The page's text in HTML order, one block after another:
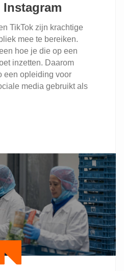
Instagram
TikTok zijn krachtige
mee te bereiken.
hoe je die op een
inzetten. Daarom
een opleiding voor
media gebruikt als